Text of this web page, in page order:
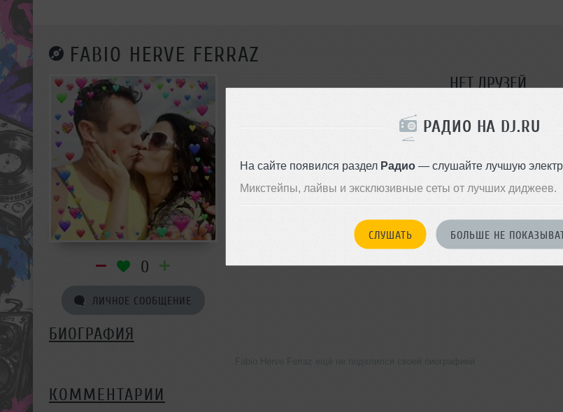
РАДИО НА DJ.RU
На сайте появился раздел Радио— слушайте лучшую
Микстейпы, лайвы и эксклюзивные сеты от лучших диджеев.
СЛУШАТЬ БОЛЬШЕ НЕ
FABIO HERVE FERRAZ
0
ЛИЧНОЕ СООБЩЕНИЕ
НЕТ ДРУЗЕЙ
БИОГРАФИЯ
КОММЕНТАРИИ